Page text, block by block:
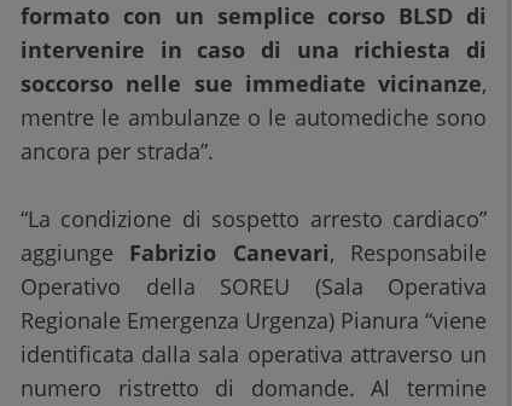
formato con un semplice corso BLSD di
intervenire in caso di una richiesta di
soccorso nelle sue immediate vicinanze,
mentre le ambulanze o le automediche sono
ancora per strada”.
“La condizione di sospetto arresto cardiaco”
aggiunge Fabrizio Canevari, Responsabile
Operativo della SOREU (Sala Operativa
Regionale Emergenza Urgenza) Pianura “viene
identificata dalla sala operativa attraverso un
numero ristretto di domande. Al termine